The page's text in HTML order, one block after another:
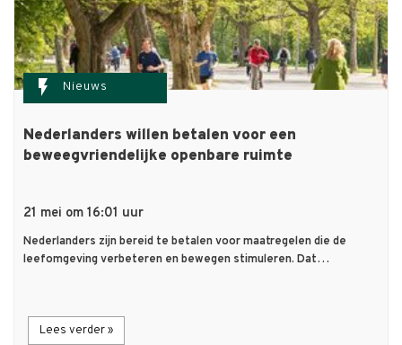
flash_on Nieuws
Nederlanders willen betalen voor een
beweegvriendelijke openbare ruimte
21 mei om 16:01 uur
Nederlanders zijn bereid te betalen voor maatregelen die de
leefomgeving verbeteren en bewegen stimuleren. Dat…
Lees verder »